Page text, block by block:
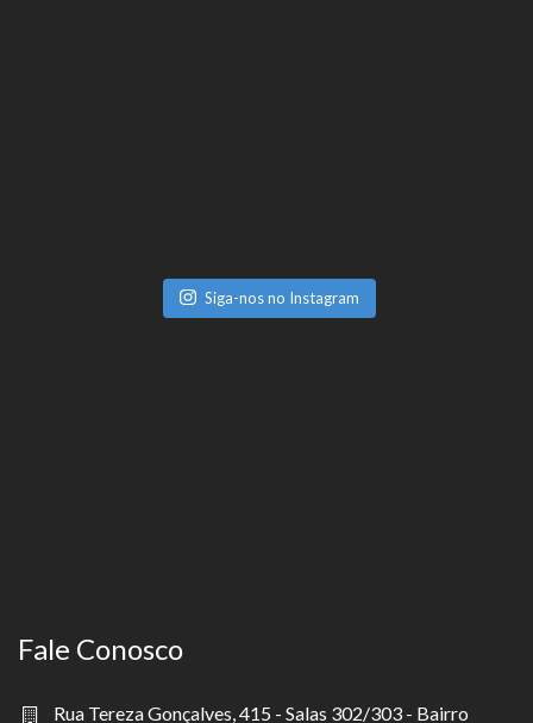
Siga-nos no Instagram
Fale Conosco
Rua Tereza Gonçalves, 415 - Salas 302/303 - Bairro